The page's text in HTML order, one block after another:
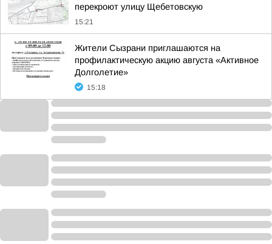
перекроют улицу Щебетовскую
15:21
Жители Сызрани приглашаются на
профилактическую акцию августа «Активное
Долголетие»
15:18